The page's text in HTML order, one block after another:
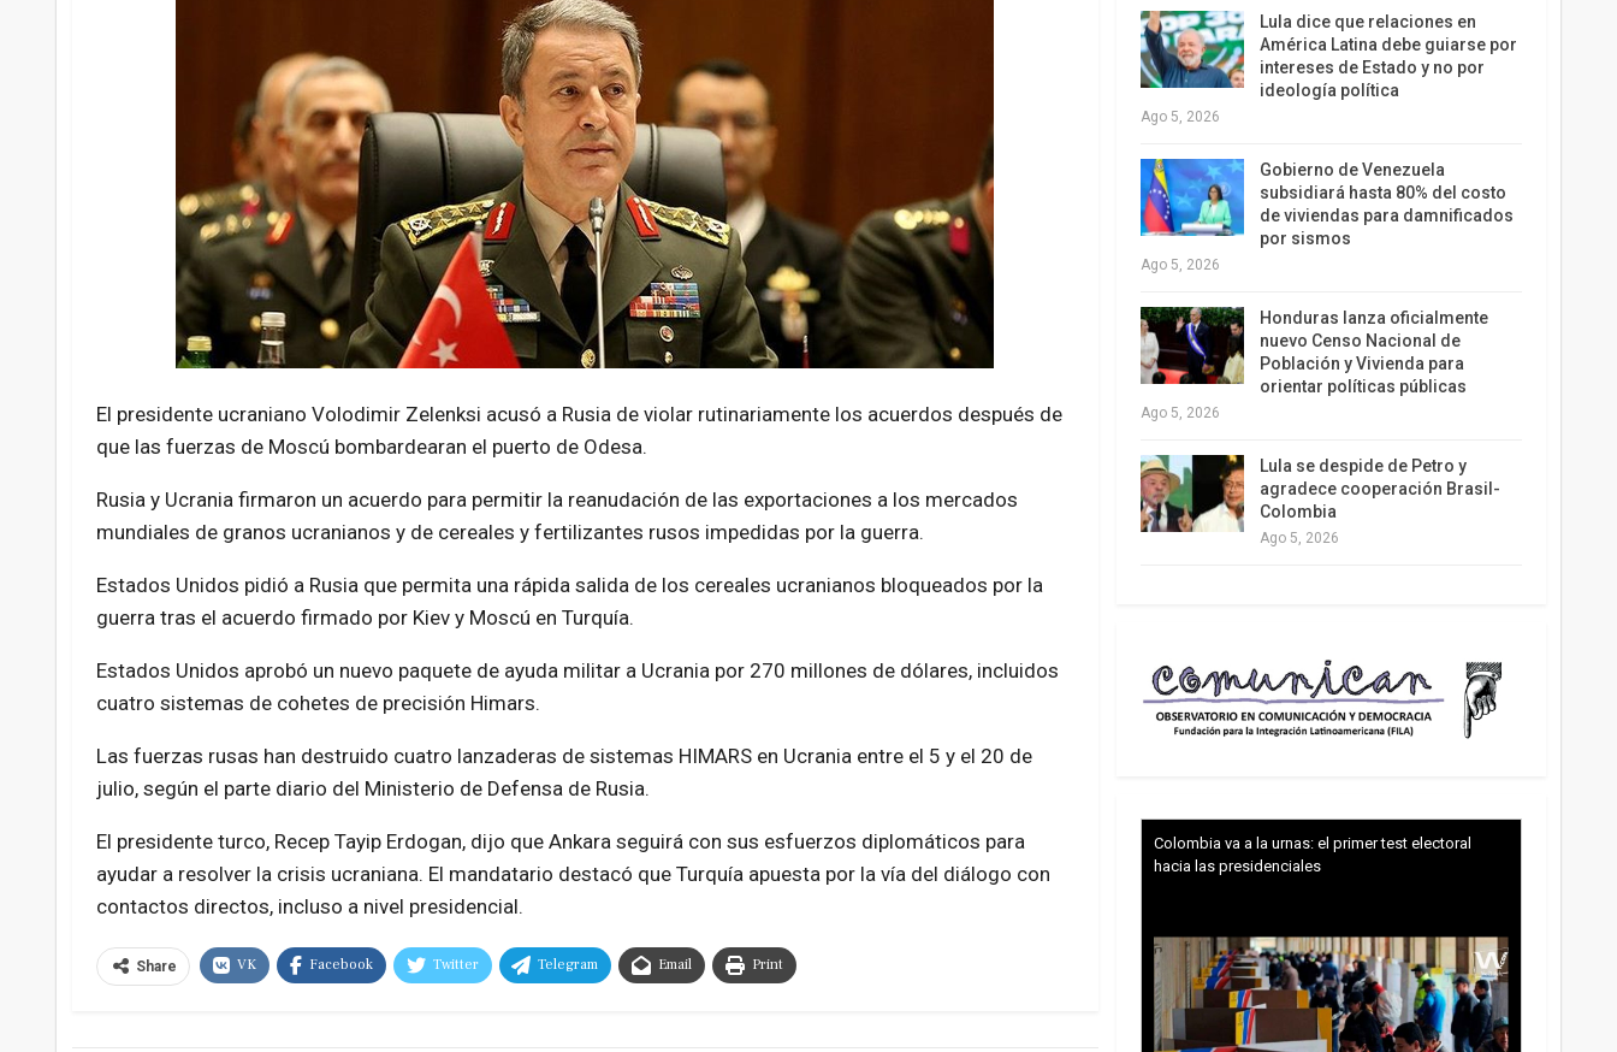
El presidente ucraniano Volodimir Zelenksi acusó a Rusia de violar rutinariamente los acuerdos después de
que las fuerzas de Moscú bombardearan el puerto de Odesa.
Rusia y Ucrania firmaron un acuerdo para permitir la reanudación de las exportaciones a los mercados
mundiales de granos ucranianos y de cereales y fertilizantes rusos impedidas por la guerra.
Estados Unidos pidió a Rusia que permita una rápida salida de los cereales ucranianos bloqueados por la
guerra tras el acuerdo firmado por Kiev y Moscú en Turquía.
Estados Unidos aprobó un nuevo paquete de ayuda militar a Ucrania por 270 millones de dólares, incluidos
cuatro sistemas de cohetes de precisión Himars.
Las fuerzas rusas han destruido cuatro lanzaderas de sistemas HIMARS en Ucrania entre el 5 y el 20 de
julio, según el parte diario del Ministerio de Defensa de Rusia.
El presidente turco, Recep Tayip Erdogan, dijo que Ankara seguirá con sus esfuerzos diplomáticos para
ayudar a resolver la crisis ucraniana. El mandatario destacó que Turquía apuesta por la vía del diálogo con
contactos directos, incluso a nivel presidencial.
Share VK Facebook Twitter Telegram Email Print
Lula dice que relaciones en
América Latina debe guiarse por
intereses de Estado y no por
ideología política
Ago 5, 2026
Gobierno de Venezuela
subsidiará hasta 80% del costo
de viviendas para damnificados
por sismos
Ago 5, 2026
Honduras lanza oficialmente
nuevo Censo Nacional de
Población y Vivienda para
orientar políticas públicas
Ago 5, 2026
Lula se despide de Petro y
agradece cooperación Brasil-
Colombia
Ago 5, 2026
Colombia va a la urnas: el primer test electoral
hacia las presidenciales